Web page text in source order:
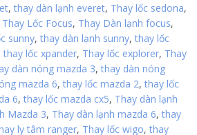
, thay dàn lạnh everet, Thay lốc sedona,
Thay Lốc Focus, Thay Dàn lạnh focus,
sunny, thay dàn lạnh sunny, thay lốc
thay lốc xpander, Thay lốc explorer, Thay
dàn nóng mazda 3, thay dàn nóng
mazda 6, thay lốc mazda 2, thay lốc
6, thay lốc mazda cx5, Thay dàn lạnh
Mazda 3, Thay dàn lạnh mazda 6, thay
ly tâm ranger, Thay lốc wigo, thay